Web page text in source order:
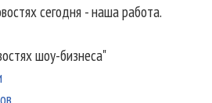
сегодня - наша работа.
шоу-бизнеса"